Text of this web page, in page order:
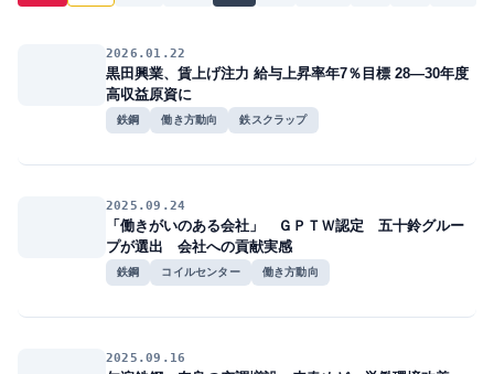
2026.01.22
黒田興業、賃上げ注力 給与上昇率年7％目標 28―30年度
高収益原資に
鉄鋼 働き方動向 鉄スクラップ
2025.09.24
「働きがいのある会社」 ＧＰＴＷ認定 五十鈴グルー
プが選出 会社への貢献実感
鉄鋼 コイルセンター 働き方動向
2025.09.16